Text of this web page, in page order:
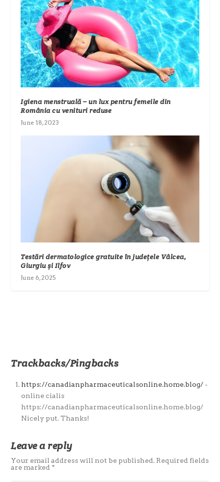
Igiena menstruală – un lux pentru femeile din
România cu venituri reduse
June 18, 2023
Testări dermatologice gratuite în județele Vâlcea,
Giurgiu și Ilfov
June 6, 2025
Trackbacks/Pingbacks
https://canadianpharmaceuticalsonline.home.blog/ -
online cialis
https://canadianpharmaceuticalsonline.home.blog/
Nicely put. Thanks!
Leave a reply
Your email address will not be published. Required fields
are marked *